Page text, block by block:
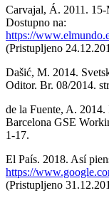
Carvajal, Á. 2011.
Dostupno na:
https://
(Pristupljeno
Dašić, M. 2014.
Oditor. Br. 08/2014.
de la Fuente, A.
Barcelona GSE
1-17.
El País. 2018. Así
https://
(Pristupljeno